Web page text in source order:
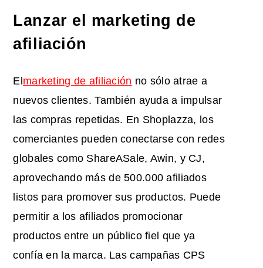
Lanzar el marketing de
afiliación
El marketing de afiliación no sólo atrae a
nuevos clientes. También ayuda a impulsar
las compras repetidas. En Shoplazza, los
comerciantes pueden conectarse con redes
globales como ShareASale, Awin, y CJ,
aprovechando más de 500.000 afiliados
listos para promover sus productos. Puede
permitir a los afiliados promocionar
productos entre un público fiel que ya
confía en la marca. Las campañas CPS